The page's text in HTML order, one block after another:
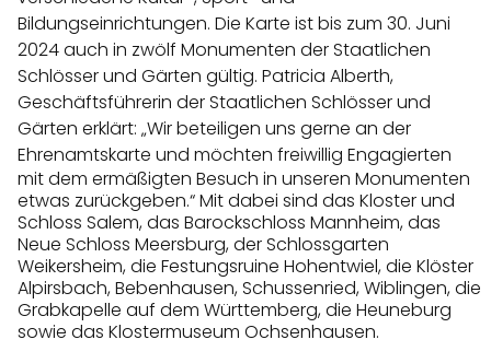
Bildungseinrichtungen. Die Karte ist bis zum 30. Juni
2024 auch in zwölf Monumenten der Staatlichen
Schlösser und Gärten gültig. Patricia Alberth,
Geschäftsführerin der Staatlichen Schlösser und
Gärten erklärt: „Wir beteiligen uns gerne an der
Ehrenamtskarte und möchten freiwillig Engagierten
mit dem ermäßigten Besuch in unseren Monumenten
etwas zurückgeben.“ Mit dabei sind das Kloster und
Schloss Salem, das Barockschloss Mannheim, das
Neue Schloss Meersburg, der Schlossgarten
Weikersheim, die Festungsruine Hohentwiel, die Klöster
Alpirsbach, Bebenhausen, Schussenried, Wiblingen, die
Grabkapelle auf dem Württemberg, die Heuneburg
sowie das Klostermuseum Ochsenhausen.